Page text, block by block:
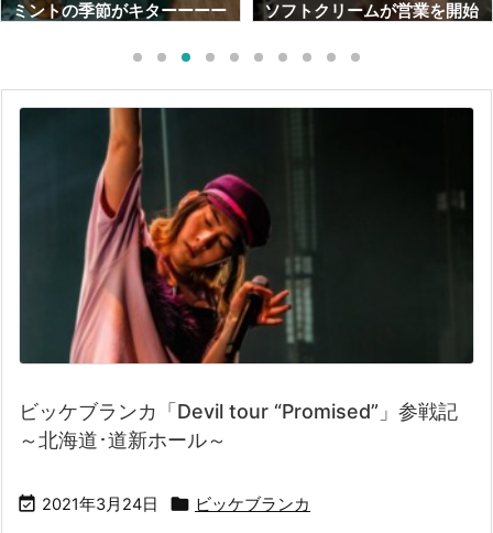
ソフトクリームが営業を開始
ターを開始したっ！！やはり
た･･･。
ビッケブランカ「Devil tour “Promised”」参戦記
～北海道･道新ホール～
 2021年3月24日  ビッケブランカ